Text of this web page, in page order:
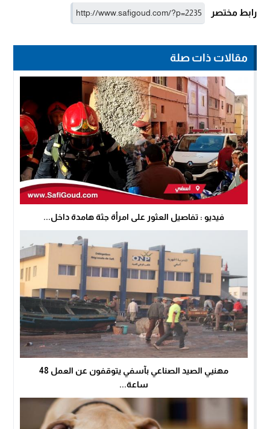
رابط مختصر
مقالات ذات صلة
فيديو : تفاصيل العثور على امرأة جثة هامدة داخل...
مهنيي الصيد الصناعي بآسفي يتوقفون عن العمل 48
ساعة...